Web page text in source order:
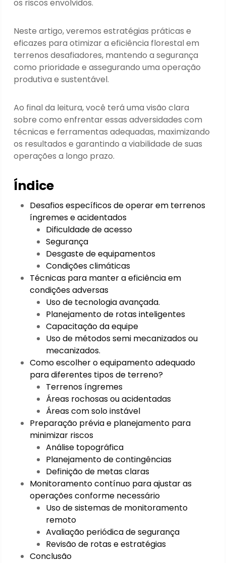
os riscos envolvidos.
Neste artigo, veremos estratégias práticas e
eficazes para otimizar a eficiência florestal em
terrenos desafiadores, mantendo a segurança
como prioridade e assegurando uma operação
produtiva e sustentável.
Ao final da leitura, você terá uma visão clara
sobre como enfrentar essas adversidades com
técnicas e ferramentas adequadas, maximizando
os resultados e garantindo a viabilidade de suas
operações a longo prazo.
Índice
Desafios específicos de operar em terrenos
íngremes e acidentados
Dificuldade de acesso
Segurança
Desgaste de equipamentos
Condições climáticas
Técnicas para manter a eficiência em
condições adversas
Uso de tecnologia avançada.
Planejamento de rotas inteligentes
Capacitação da equipe
Uso de métodos semi mecanizados ou
mecanizados.
Como escolher o equipamento adequado
para diferentes tipos de terreno?
Terrenos íngremes
Áreas rochosas ou acidentadas
Áreas com solo instável
Preparação prévia e planejamento para
minimizar riscos
Análise topográfica
Planejamento de contingências
Definição de metas claras
Monitoramento contínuo para ajustar as
operações conforme necessário
Uso de sistemas de monitoramento
remoto
Avaliação periódica de segurança
Revisão de rotas e estratégias
Conclusão